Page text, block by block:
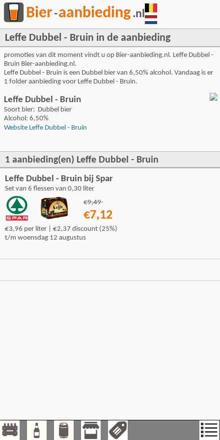
Bier-aanbieding .nl
Leffe Dubbel - Bruin in de aanbieding
promoties van dit moment vindt u op Bier-aanbieding.nl. Leffe Dubbel -
Bruin Bier-aanbieding.nl.
Leffe Dubbel - Bruin is een Dubbel bier van 6,50% alcohol. Vandaag is er
1 folder aanbieding voor Leffe Dubbel - Bruin.
Leffe Dubbel - Bruin
Soort bier: Dubbel bier
Alcohol: 6,50%
Website Leffe Dubbel - Bruin
1 aanbieding(en) Leffe Dubbel - Bruin
Leffe Dubbel - Bruin bij Spar
Set van 6 flessen van 0,30 liter
€9,49
€7,12
€3,96 per liter | €2,37 discount (25%)
t/m woensdag 12 augustus